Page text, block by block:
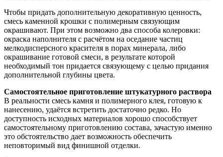
Чтобы придать дополнительную декоративную ценность,
смесь каменной крошки с полимерным связующим
окрашивают. При этом возможно два способа колеровки:
окраска наполнителя с расчётом на оседание частиц
мелкодисперсного красителя в порах минерала, либо
окрашивание готовой смеси, в результате которой
необходимый тон придается связующему с целью придания
дополнительной глубины цвета.
Самостоятельное приготовление штукатурного раствора
В реальности смесь камня и полимерного клея, готовую к
нанесению, удаётся встретить достаточно редко. Но
доступность исходных материалов хорошо способствует
самостоятельному приготовлению состава, зачастую именно
это обстоятельство дает возможность обеспечить
неповторимый вид финишной отделки.